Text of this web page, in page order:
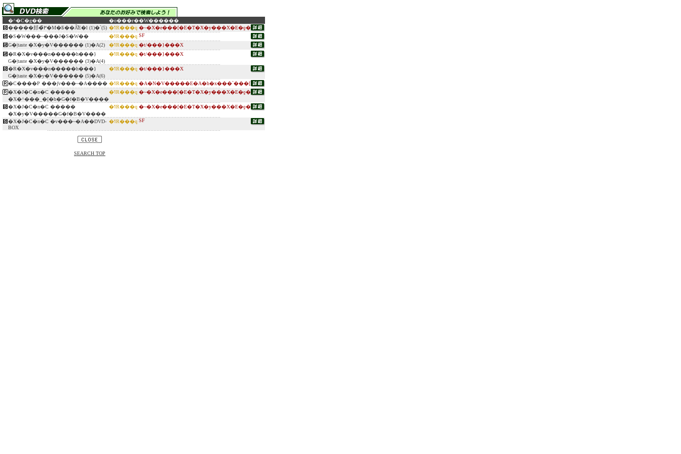
�^�C�g�� �o���ғ��W������
�����邽�߂̏�M�Ƃ��Ă̎E�l (1)�`(5)
�ߗR���q �~�X�e���[�E�T�X�y���X�E�ƍ�
�S�W���~���J�S�W��
�ߗR���q SF
G�|taste �X�y�V������ (1)�A(2)
�ߗR���q �t/���}���X
�R�X�v���n�����h���}
G�|taste �X�y�V������ (3)�A(4)
�ߗR���q �t/���}���X
�R�X�v���n�����h���}
G�|taste �X�y�V������ (5)�A(6)
�ߗR���q �t/���}���X
�C����P ���ʃv���~�A���� �ߗR���q �A�N�V�����E�A�h�x���`���[
�X�J�C�n�C �����
�X�^���_�[�h�G�f�B�V����
�ߗR���q �~�X�e���[�E�T�X�y���X�E�ƍ�
�X�J�C�n�C �����
�X�y�V�����G�f�B�V����
�ߗR���q �~�X�e���[�E�T�X�y���X�E�ƍ�
�X�J�C�n�C �v���~�A��DVD-
BOX
�ߗR���q SF
SEARCH TOP